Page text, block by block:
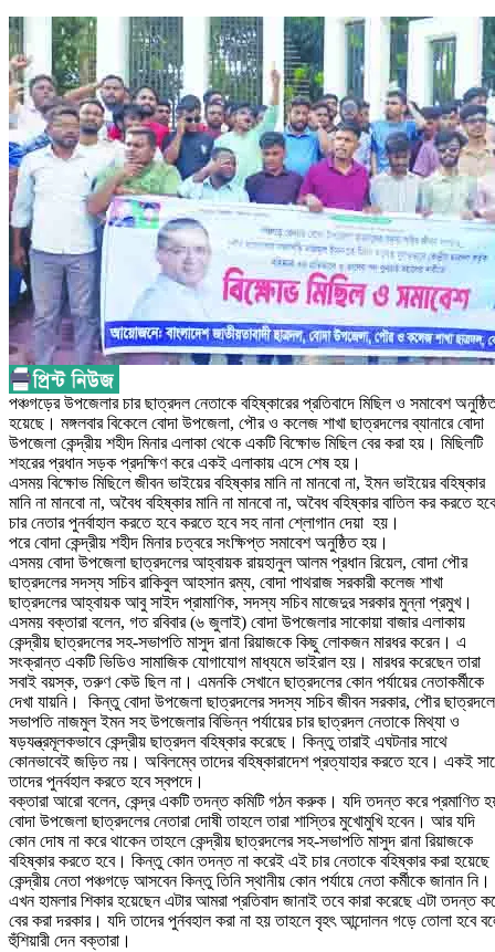
পঞ্চগড়ের উপজেলার চার ছাত্রদল নেতাকে বহিষ্কারের প্রতিবাদে মিছিল ও সমাবেশ
হয়েছে। মঙ্গলবার বিকেলে বোদা উপজেলা, পৌর ও কলেজ শাখা ছাত্রদলের ব্যানারে বোদা
উপজেলা কেন্দ্রীয় শহীদ মিনার এলাকা থেকে একটি বিক্ষোভ মিছিল বের করা হয়। মিছিলটি
শহরের প্রধান সড়ক প্রদক্ষিণ করে একই এলাকায় এসে শেষ হয়।
এসময় বিক্ষোভ মিছিলে জীবন ভাইয়ের বহিষ্কার মানি না মানবো না, ইমন ভাইয়ের বহিষ্কার
মানি না মানবো না, অবৈধ বহিষ্কার মানি না মানবো না, অবৈধ বহিষ্কার বাতিল কর করতে
চার নেতার পুনর্বাহাল করতে হবে করতে হবে সহ নানা শ্লোগান দেয়া হয়।
পরে বোদা কেন্দ্রীয় শহীদ মিনার চত্বরে সংক্ষিপ্ত সমাবেশ অনুষ্ঠিত হয়।
এসময় বোদা উপজেলা ছাত্রদলের আহ্বায়ক রায়হানুল আলম প্রধান রিয়েল, বোদা পৌর
ছাত্রদলের সদস্য সচিব রাকিবুল আহসান রম্য, বোদা পাথরাজ সরকারী কলেজ শাখা
ছাত্রদলের আহ্বায়ক আবু সাইদ প্রামাণিক, সদস্য সচিব মাজেদুর সরকার মুন্না প্রমুখ।
এসময় বক্তারা বলেন, গত রবিবার (৬ জুলাই) বোদা উপজেলার সাকোয়া বাজার এলাকায়
কেন্দ্রীয় ছাত্রদলের সহ-সভাপতি মাসুদ রানা রিয়াজকে কিছু লোকজন মারধর করেন। এ
সংক্রান্ত একটি ভিডিও সামাজিক যোগাযোগ মাধ্যমে ভাইরাল হয়। মারধর করেছেন তারা
সবাই বয়স্ক, তরুণ কেউ ছিল না। এমনকি সেখানে ছাত্রদলের কোন পর্যায়ের নেতাকর্মীকে
দেখা যায়নি। কিন্তু বোদা উপজেলা ছাত্রদলের সদস্য সচিব জীবন সরকার, পৌর
সভাপতি নাজমুল ইমন সহ উপজেলার বিভিন্ন পর্যায়ের চার ছাত্রদল নেতাকে মিথ্যা ও
ষড়যন্ত্রমূলকভাবে কেন্দ্রীয় ছাত্রদল বহিষ্কার করেছে। কিন্তু তারাই এঘটনার সাথে
কোনভাবেই জড়িত নয়। অবিলম্বে তাদের বহিষ্কারাদেশ প্রত্যাহার করতে হবে। একই
তাদের পুনর্বহাল করতে হবে স্বপদে।
বক্তারা আরো বলেন, কেন্দ্র একটি তদন্ত কমিটি গঠন করুক। যদি তদন্ত করে প্রমাণিত
বোদা উপজেলা ছাত্রদলের নেতারা দোষী তাহলে তারা শাস্তির মুখোমুখি হবেন। আর যদি
কোন দোষ না করে থাকেন তাহলে কেন্দ্রীয় ছাত্রদলের সহ-সভাপতি মাসুদ রানা রিয়াজকে
বহিষ্কার করতে হবে। কিন্তু কোন তদন্ত না করেই এই চার নেতাকে বহিষ্কার করা
কেন্দ্রীয় নেতা পঞ্চগড়ে আসবেন কিন্তু তিনি স্থানীয় কোন পর্যায়ে নেতা কর্মীকে জানান নি।
এখন হামলার শিকার হয়েছেন এটার আমরা প্রতিবাদ জানাই তবে কারা করেছে এটা তদন্ত
বের করা দরকার। যদি তাদের পুর্নবহাল করা না হয় তাহলে বৃহৎ আন্দোলন গড়ে তোলা হবে
হুঁশিয়ারী দেন বক্তারা।